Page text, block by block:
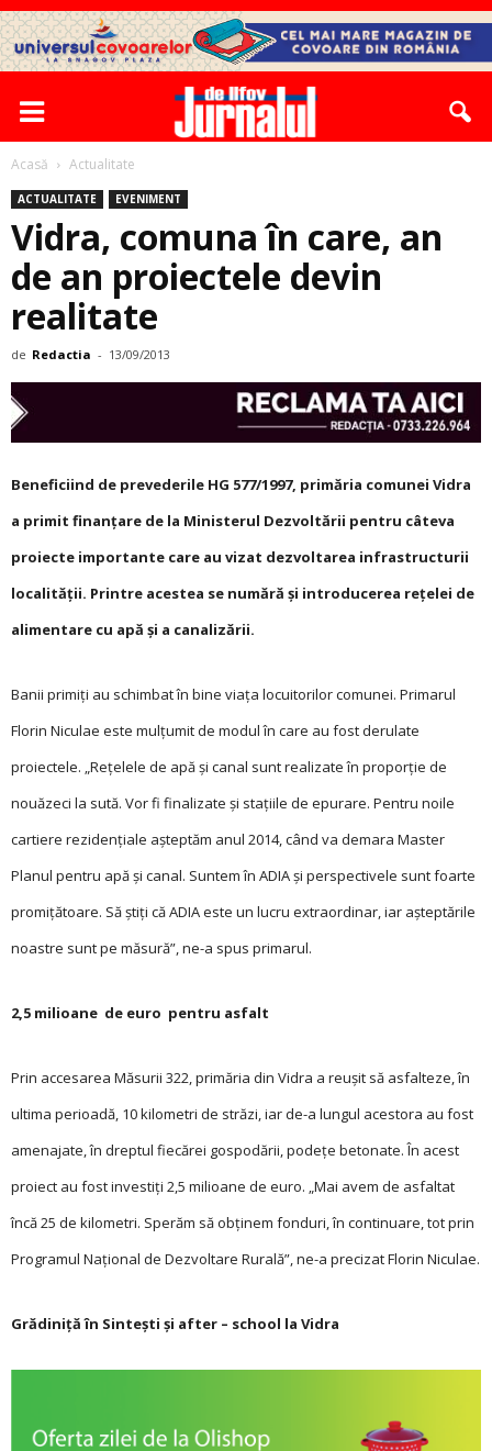
Acasă Actualitate
ACTUALITATE EVENIMENT
Vidra, comuna în care, an
de an proiectele devin
realitate
de Redactia - 13/09/2013
Beneficiind de prevederile HG 577/1997, primăria comunei Vidra
a primit finanțare de la Ministerul Dezvoltării pentru câteva
proiecte importante care au vizat dezvoltarea infrastructurii
localității. Printre acestea se numără și introducerea rețelei de
alimentare cu apă și a canalizării.
Banii primiți au schimbat în bine viața locuitorilor comunei. Primarul
Florin Niculae este mulțumit de modul în care au fost derulate
proiectele. „Rețelele de apă și canal sunt realizate în proporție de
nouăzeci la sută. Vor fi finalizate și stațiile de epurare. Pentru noile
cartiere rezidențiale așteptăm anul 2014, când va demara Master
Planul pentru apă și canal. Suntem în ADIA și perspectivele sunt foarte
promițătoare. Să știți că ADIA este un lucru extraordinar, iar așteptările
noastre sunt pe măsură”, ne-a spus primarul.
2,5 milioane de euro pentru asfalt
Prin accesarea Măsurii 322, primăria din Vidra a reușit să asfalteze, în
ultima perioadă, 10 kilometri de străzi, iar de-a lungul acestora au fost
amenajate, în dreptul fiecărei gospodării, podețe betonate. În acest
proiect au fost investiți 2,5 milioane de euro. „Mai avem de asfaltat
încă 25 de kilometri. Sperăm să obținem fonduri, în continuare, tot prin
Programul Național de Dezvoltare Rurală”, ne-a precizat Florin Niculae.
Grădiniță în Sintești și after – school la Vidra